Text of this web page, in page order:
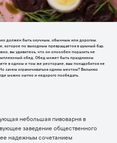
должен быть скучным, обычным или дорогим.
которое по выходным превращается в шумный бар.
вы удивитесь, что он способен поразить не
обед. Обед может быть праздником
в одном и том же ресторане, вам понадобится не
зачем ограничиваться одним местом? Вильнюс
можно сытно и недорого пообедать.
небольшая пивоварня в
заведение общественного
надежным сочетанием